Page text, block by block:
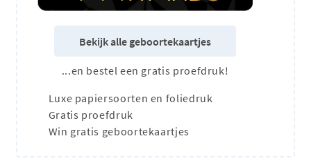
Bekijk alle geboortekaartjes
...en bestel een gratis proefdruk!
Luxe papiersoorten en foliedruk
Gratis proefdruk
Win gratis geboortekaartjes